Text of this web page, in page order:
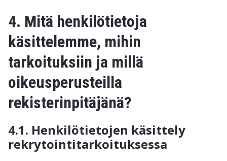
4. Mitä henkilötietoja
käsittelemme, mihin
tarkoituksiin ja millä
oikeusperusteilla
rekisterinpitäjänä?
4.1. Henkilötietojen käsittely
rekrytointitarkoituksessa